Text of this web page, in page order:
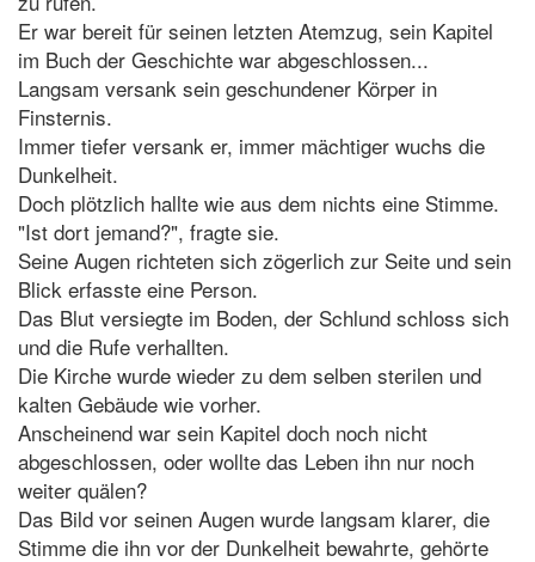
Er war bereit für seinen letzten Atemzug, sein Kapitel
im Buch der Geschichte war abgeschlossen...
Langsam versank sein geschundener Körper in
Finsternis.
Immer tiefer versank er, immer mächtiger wuchs die
Dunkelheit.
Doch plötzlich hallte wie aus dem nichts eine Stimme.
"Ist dort jemand?", fragte sie.
Seine Augen richteten sich zögerlich zur Seite und sein
Blick erfasste eine Person.
Das Blut versiegte im Boden, der Schlund schloss sich
und die Rufe verhallten.
Die Kirche wurde wieder zu dem selben sterilen und
kalten Gebäude wie vorher.
Anscheinend war sein Kapitel doch noch nicht
abgeschlossen, oder wollte das Leben ihn nur noch
weiter quälen?
Das Bild vor seinen Augen wurde langsam klarer, die
Stimme die ihn vor der Dunkelheit bewahrte, gehörte